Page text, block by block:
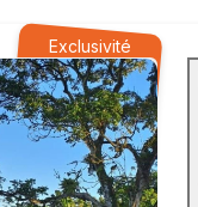
Exclusivité